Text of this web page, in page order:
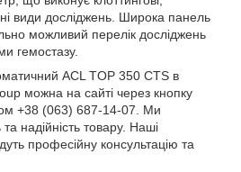
види досліджень. Широка панель
можливий перелік досліджень
гемостазу.
ACL TOP 350 CTS в
можна на сайті через кнопку
+38 (063) 687-14-07. Ми
надійність товару. Наші
професійну консультацію та